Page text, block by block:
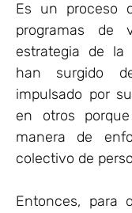
Es un proceso
programas de
estrategia de la
han surgido
impulsado por
en otros
manera de
colectivo de
Entonces, para